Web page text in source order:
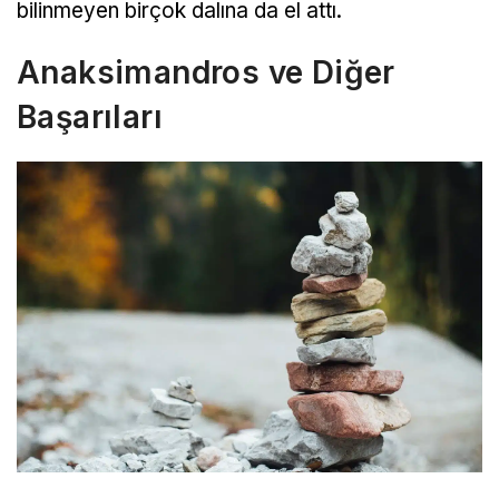
bilinmeyen birçok dalına da el attı.
Anaksimandros ve Diğer
Başarıları